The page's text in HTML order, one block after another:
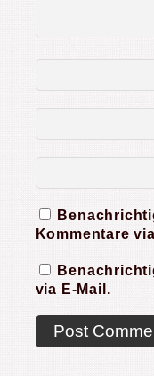
Kommentare
via E-Mail.